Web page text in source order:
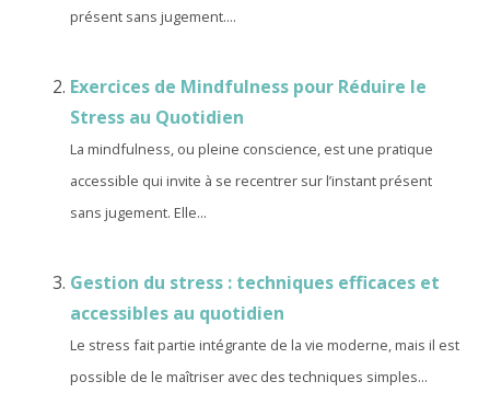
présent sans jugement....
Exercices de Mindfulness pour Réduire le
Stress au Quotidien
La mindfulness, ou pleine conscience, est une pratique
accessible qui invite à se recentrer sur l’instant présent
sans jugement. Elle...
Gestion du stress : techniques efficaces et
accessibles au quotidien
Le stress fait partie intégrante de la vie moderne, mais il est
possible de le maîtriser avec des techniques simples...